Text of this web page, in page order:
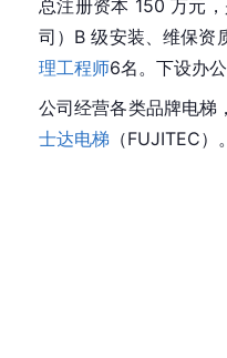
总注册资本 150 万元
司）B 级安装、维保资
理工程师6名。下设办
公司经营各类品牌电梯
士达电梯 （FUJITEC）